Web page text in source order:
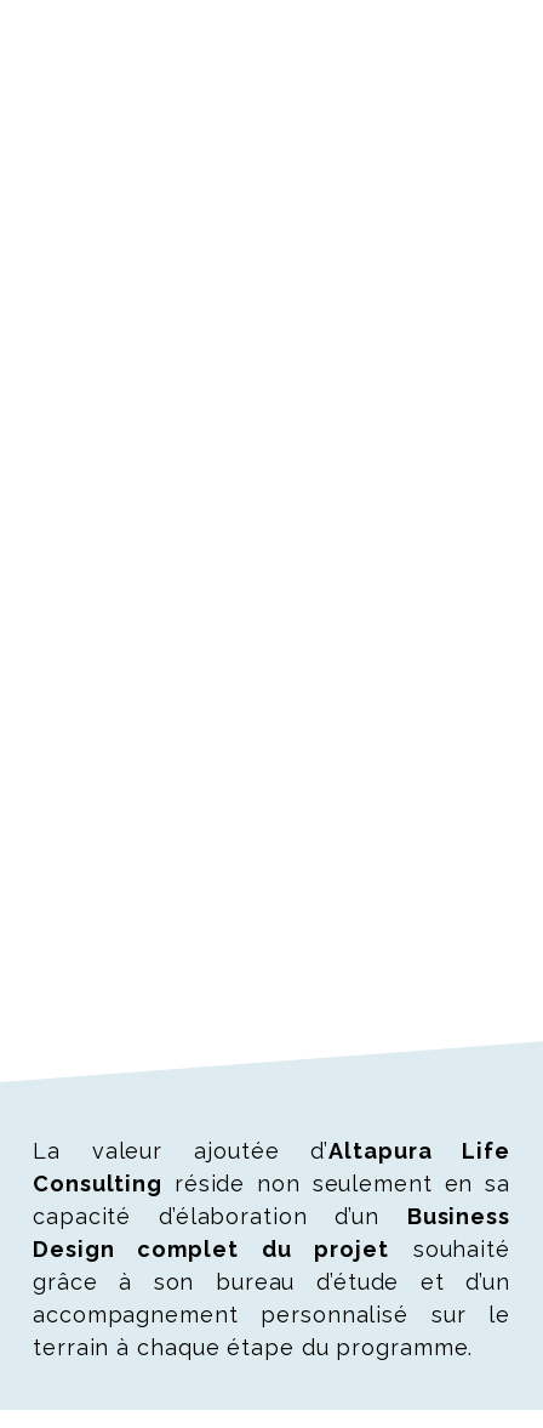
La valeur ajoutée d’Altapura Life
Consulting réside non seulement en sa
capacité d’élaboration d’un Business
Design complet du projet souhaité
grâce à son bureau d’étude et d’un
accompagnement personnalisé sur le
terrain à chaque étape du programme.